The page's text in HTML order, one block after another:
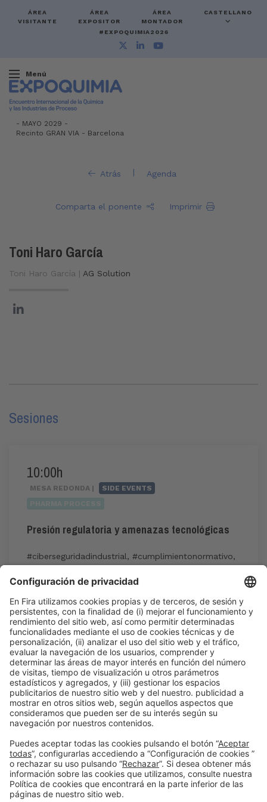
ÁREA
VISITANTE
ÁREA
EXPOSITOR
ÁREA
MONTADOR
CASTELLANO
#EXPOQUIMIA2026
Menú
- MAYO 2029 -
Recinto GRAN VIA - Barcelona
Atrás | Agenda
Comparta el ponente Imprimir
Toni Haro García
Toni Haro García | AG Solution
Sesiones
10:00h
MESA REDONDA |
SIDE EVENTS
Presión regulatoria y amenazas tecnológicas
#ciberseguridadindustrial, #cumplimientonormativo,
Mar 2
10:00h - 11:45h
International Meeting Point
Acceso público
Leer más